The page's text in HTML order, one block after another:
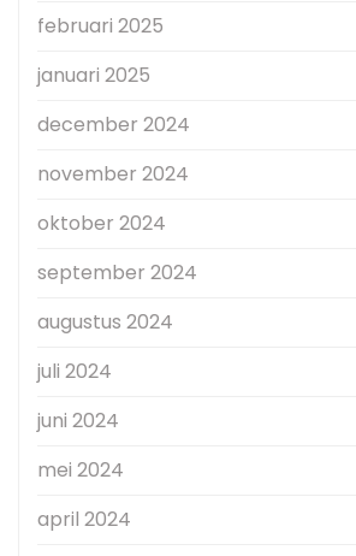
februari 2025
januari 2025
december 2024
november 2024
oktober 2024
september 2024
augustus 2024
juli 2024
juni 2024
mei 2024
april 2024